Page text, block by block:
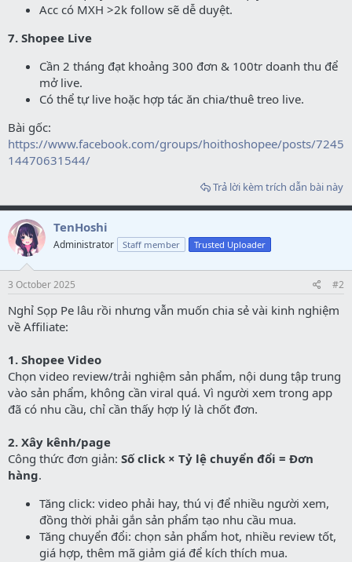
Acc có MXH >2k follow sẽ dễ duyệt.
7. Shopee Live
Cần 2 tháng đạt khoảng 300 đơn & 100tr doanh thu để
mở live.
Có thể tự live hoặc hợp tác ăn chia/thuê treo live.
Bài gốc:
https://www.facebook.com/groups/hoithoshopee/posts/7245
14470631544/
Trả lời kèm trích dẫn bài này
TenHoshi
Administrator Staff member Trusted Uploader
3 October 2025 #2
Nghỉ Sọp Pe lâu rồi nhưng vẫn muốn chia sẻ vài kinh nghiệm
về Affiliate:
1. Shopee Video
Chọn video review/trải nghiệm sản phẩm, nội dung tập trung
vào sản phẩm, không cần viral quá. Vì người xem trong app
đã có nhu cầu, chỉ cần thấy hợp lý là chốt đơn.
2. Xây kênh/page
Công thức đơn giản: Số click × Tỷ lệ chuyển đổi = Đơn
hàng.
Tăng click: video phải hay, thú vị để nhiều người xem,
đồng thời phải gắn sản phẩm tạo nhu cầu mua.
Tăng chuyển đổi: chọn sản phẩm hot, nhiều review tốt,
giá hợp, thêm mã giảm giá để kích thích mua.